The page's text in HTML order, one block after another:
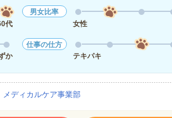
代
男女比率
女性
か
仕事の仕方
テキパキ
ディカルケア事業部